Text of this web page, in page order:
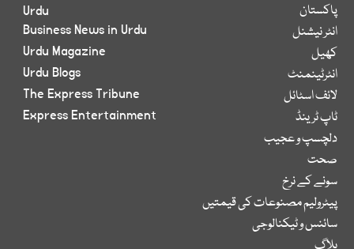
پاکستان
انٹر نیشنل
کھیل
انٹرٹینمنٹ
لائف اسٹائل
ٹاپ ٹرینڈ
دلچسپ و عجیب
صحت
سونے کے نرخ
پیٹرولیم مصنوعات کی قیمتیں
سائنس و ٹیکنالوجی
Urdu
Business News in Urdu
Urdu Magazine
Urdu Blogs
The Express Tribune
Express Entertainment